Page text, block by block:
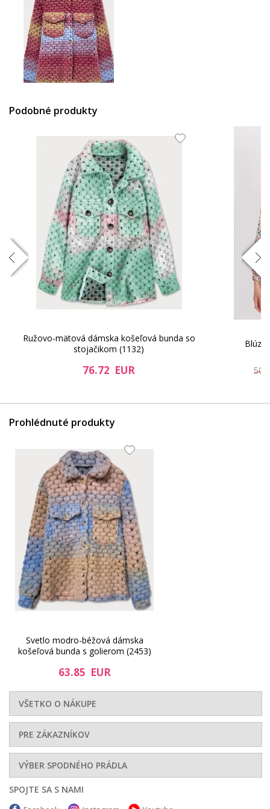
Podobné produkty
Ružovo-mätová dámska košeľová bunda so
stojačikom (1132)
76.72 EUR
Prohlédnuté produkty
Svetlo modro-béžová dámska
košeľová bunda s golierom (2453)
63.85 EUR
VŠETKO O NÁKUPE
PRE ZÁKAZNÍKOV
VÝBER SPODNÉHO PRÁDLA
SPOJTE SA S NAMI